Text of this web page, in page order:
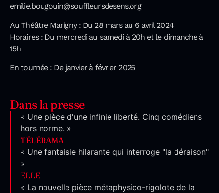
emilie.bougouin@souffleursdesens.org
Au Théâtre Marigny : Du 28 mars au 6 avril 2024
Horaires : Du mercredi au samedi à 20h et le dimanche à
15h
En tournée : De janvier à février 2025
Dans la presse
« Une pièce d'une infinie liberté. Cinq comédiens
hors norme. »
TÉLÉRAMA
« Une fantaisie hilarante qui interroge "la déraison"
»
ELLE
« La nouvelle pièce métaphysico-rigolote de la